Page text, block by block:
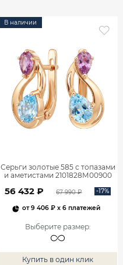
В наличии
Серьги золотые 585 с топазами
и аметистами 2101828М00900
56 432 ₽ 67 990 ₽ -17%
от9 406 ₽ x 6 платежей
Выберите размер:
Купить в один клик